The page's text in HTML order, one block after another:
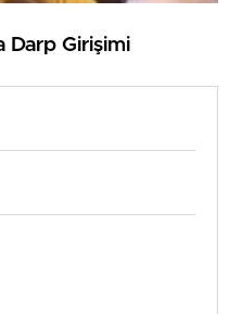
Darp Girişimi